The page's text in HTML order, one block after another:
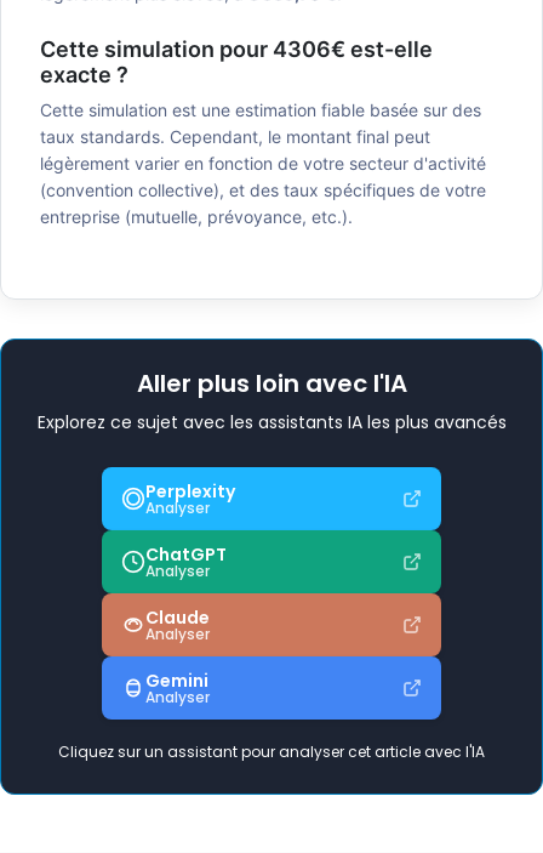
Cette simulation pour 4306€ est-elle
exacte ?
Cette simulation est une estimation fiable basée sur des
taux standards. Cependant, le montant final peut
légèrement varier en fonction de votre secteur d'activité
(convention collective), et des taux spécifiques de votre
entreprise (mutuelle, prévoyance, etc.).
Aller plus loin avec l'IA
Explorez ce sujet avec les assistants IA les plus avancés
Perplexity
Analyser
ChatGPT
Analyser
Claude
Analyser
Gemini
Analyser
Cliquez sur un assistant pour analyser cet article avec l'IA